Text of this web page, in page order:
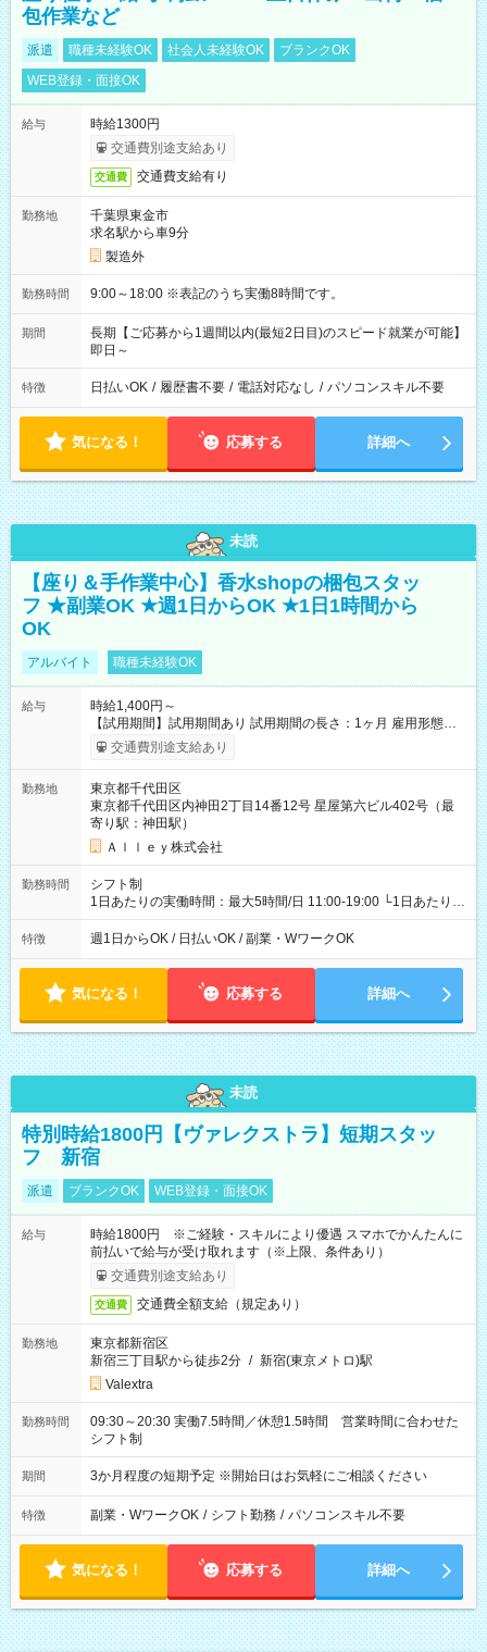
包作業など
派遣 職種未経験OK 社会人未経験OK
ブランクOK
WEB登録・面接OK
給与
時給1300円
交通費別途支給あり
交通費 交通費支給有り
勤務地
千葉県東金市
求名駅から車9分
製造外
勤務時間 9:00～18:00 ※表記のうち実働8時間です。
期間
長期【ご応募から1週間以内(最短2日目)のスピード就業が可能】
即日～
特徴 日払いOK / 履歴書不要 / 電話対応なし / パソコンスキル不要
気になる！ 応募する 詳細へ
未読
【座り＆手作業中心】香水shopの梱包スタッ
フ ★副業OK ★週1日からOK ★1日1時間から
OK
アルバイト 職種未経験OK
給与
時給1,400円～
【試用期間】試用期間あり 試用期間の長さ：1ヶ月 雇用形態、
給与は本採用時と同じです。
交通費別途支給あり
勤務地
東京都千代田区
東京都千代田区内神田2丁目14番12号 星屋第六ビル402号（最
寄り駅：神田駅）
Ａｌｌｅｙ株式会社
勤務時間
シフト制
1日あたりの実働時間：最大5時間/日 11:00-19:00 └1日あたりの
実働時間：1-5時間 └上記の時間帯内であれば、いつでも勤務可
能！ └平日・土曜日の中で、お好きな曜日でご勤務いただけま
18:00 などのように、自由な働き方が可能なお仕事です！
特徴 週1日からOK / 日払いOK / 副業・WワークOK
気になる！ 応募する 詳細へ
未読
特別時給1800円【ヴァレクストラ】短期スタッ
フ 新宿
派遣 ブランクOK WEB登録・面接OK
給与
時給1800円 ※ご経験・スキルにより優遇 スマホでかんたんに
前払いで給与が受け取れます（※上限、条件あり）
交通費別途支給あり
交通費 交通費全額支給（規定あり）
勤務地
東京都新宿区
新宿三丁目駅から徒歩2分 / 新宿(東京メトロ)駅
Valextra
勤務時間
09:30～20:30 実働7.5時間／休憩1.5時間 営業時間に合わせた
シフト制
期間 3か月程度の短期予定 ※開始日はお気軽にご相談ください
特徴 副業・WワークOK / シフト勤務 / パソコンスキル不要
気になる！ 応募する 詳細へ